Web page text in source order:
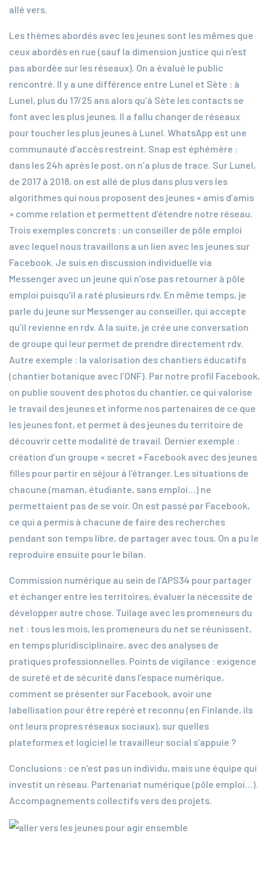
allé vers.
Les thèmes abordés avec les jeunes sont les mêmes que
ceux abordés en rue (sauf la dimension justice qui n’est
pas abordée sur les réseaux). On a évalué le public
rencontré. Il y a une différence entre Lunel et Sète : à
Lunel, plus du 17/25 ans alors qu’à Sète les contacts se
font avec les plus jeunes. Il a fallu changer de réseaux
pour toucher les plus jeunes à Lunel. WhatsApp est une
communauté d’accès restreint. Snap est éphémère :
dans les 24h après le post, on n’a plus de trace. Sur Lunel,
de 2017 à 2018, on est allé de plus dans plus vers les
algorithmes qui nous proposent des jeunes « amis d’amis
» comme relation et permettent d’étendre notre réseau.
Trois exemples concrets : un conseiller de pôle emploi
avec lequel nous travaillons a un lien avec les jeunes sur
Facebook. Je suis en discussion individuelle via
Messenger avec un jeune qui n’ose pas retourner à pôle
emploi puisqu’il a raté plusieurs rdv. En même temps, je
parle du jeune sur Messenger au conseiller, qui accepte
qu’il revienne en rdv. A la suite, je crée une conversation
de groupe qui leur permet de prendre directement rdv.
Autre exemple : la valorisation des chantiers éducatifs
(chantier botanique avec l’ONF). Par notre profil Facebook,
on publie souvent des photos du chantier, ce qui valorise
le travail des jeunes et informe nos partenaires de ce que
les jeunes font, et permet à des jeunes du territoire de
découvrir cette modalité de travail. Dernier exemple :
création d’un groupe « secret » Facebook avec des jeunes
filles pour partir en séjour à l’étranger. Les situations de
chacune (maman, étudiante, sans emploi…) ne
permettaient pas de se voir. On est passé par Facebook,
ce qui a permis à chacune de faire des recherches
pendant son temps libre, de partager avec tous. On a pu le
reproduire ensuite pour le bilan.
Commission numérique au sein de l’APS34 pour partager
et échanger entre les territoires, évaluer la nécessite de
développer autre chose. Tuilage avec les promeneurs du
net : tous les mois, les promeneurs du net se réunissent,
en temps pluridisciplinaire, avec des analyses de
pratiques professionnelles. Points de vigilance : exigence
de sureté et de sécurité dans l’espace numérique,
comment se présenter sur Facebook, avoir une
labellisation pour être repéré et reconnu (en Finlande, ils
ont leurs propres réseaux sociaux), sur quelles
plateformes et logiciel le travailleur social s’appuie ?
Conclusions : ce n’est pas un individu, mais une équipe qui
investit un réseau. Partenariat numérique (pôle emploi…).
Accompagnements collectifs vers des projets.